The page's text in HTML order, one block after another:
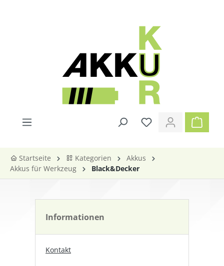
Startseite Kategorien
Akkus
Akkus für Werkzeug
Black&Decker
Informationen
Kontakt